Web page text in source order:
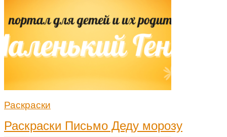
Раскраски
Раскраски Письмо Деду морозу